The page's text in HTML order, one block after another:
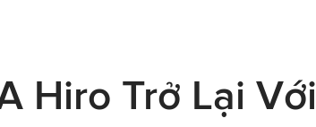
Hiro Trở Lại Với